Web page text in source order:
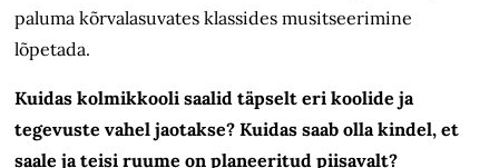
paluma kõrvalasuvates klassides musitseerimine
lõpetada.
Kuidas kolmikkooli saalid täpselt eri koolide ja
tegevuste vahel jaotakse? Kuidas saab olla kindel, et
saale ja teisi ruume on planeeritud piisavalt?